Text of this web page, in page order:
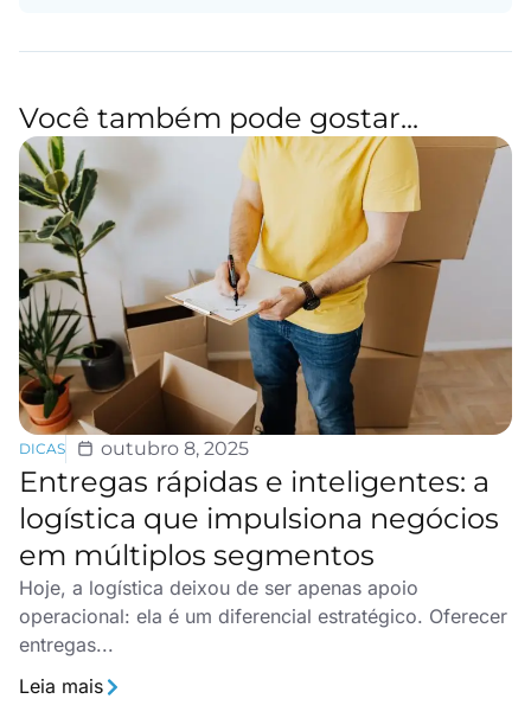
Você também pode gostar...
DICAS outubro 8, 2025
Entregas rápidas e inteligentes: a
logística que impulsiona negócios
em múltiplos segmentos
Hoje, a logística deixou de ser apenas apoio
operacional: ela é um diferencial estratégico. Oferecer
entregas...
Leia mais